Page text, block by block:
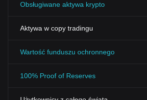
Obsługiwane aktywa krypto
Aktywa w copy tradingu
Wartość funduszu ochronnego
100% Proof of Reserves